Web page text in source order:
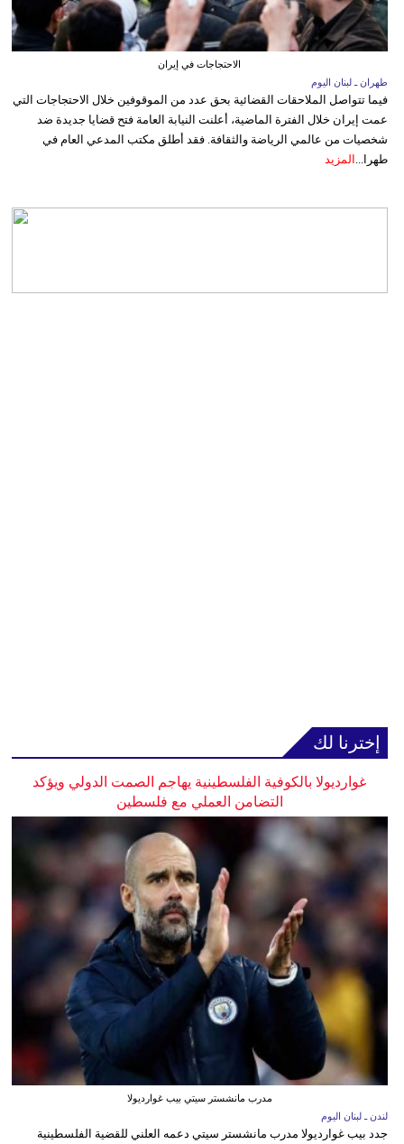
الاحتجاجات في إيران
طهران ـ لبنان اليوم
فيما تتواصل الملاحقات القضائية بحق عدد من الموقوفين خلال الاحتجاجات التي
عمت إيران خلال الفترة الماضية، أعلنت النيابة العامة فتح قضايا جديدة ضد
شخصيات من عالمي الرياضة والثقافة. فقد أطلق مكتب المدعي العام في
طهرا... المزيد
إخترنا لك
غوارديولا بالكوفية الفلسطينية يهاجم الصمت الدولي ويؤكد
التضامن العملي مع فلسطين
مدرب مانشستر سيتي بيب غوارديولا
لندن ـ لبنان اليوم
جدد بيب غوارديولا مدرب مانشستر سيتي دعمه العلني للقضية الفلسطينية